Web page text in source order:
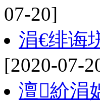
07-20]
涓€绯诲
[2020-07-
澶紒涓